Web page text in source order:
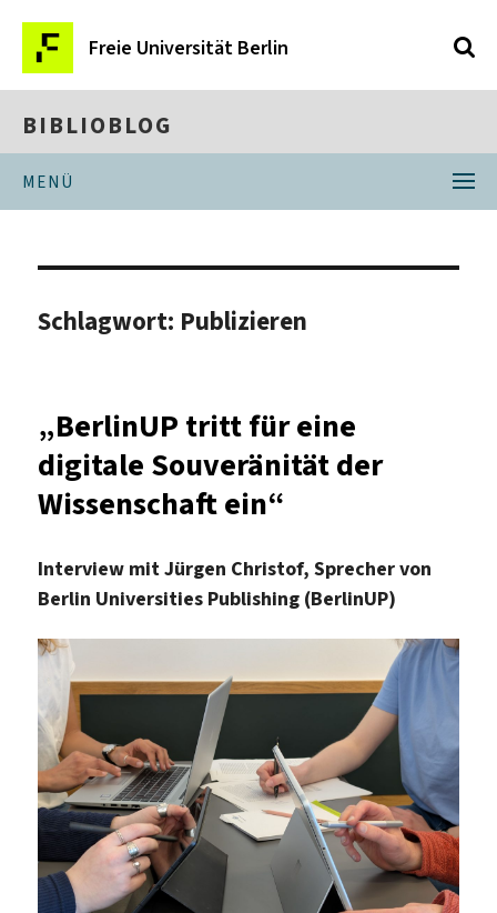
Freie Universität Berlin
BIBLIOBLOG
MENÜ
Schlagwort: Publizieren
„BerlinUP tritt für eine
digitale Souveränität der
Wissenschaft ein“
Interview mit Jürgen Christof, Sprecher von
Berlin Universities Publishing (BerlinUP)